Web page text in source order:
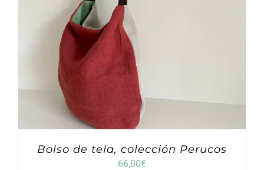
Bolso de tela, colección Perucos
66,00€